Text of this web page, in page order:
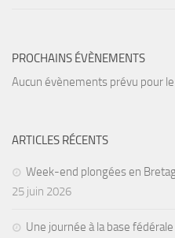
Section Matériel
Occasions
PROCHAINS ÉVÈNEMENTS
Aucun évènements prévu pour
ARTICLES RÉCENTS
Week-end plongées en
25 juin 2026
Une journée à la base